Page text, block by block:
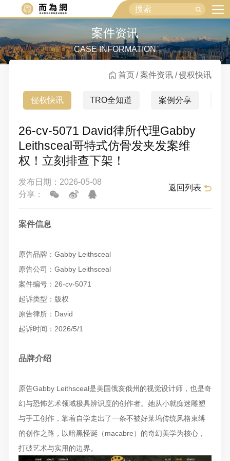
案件资讯
CASE INFORMATION
首页 案件资讯 侵权快讯
侵权快讯 TRO全知道 案例分享
26-cv-5071 David律所代理Gabby
Leithsceal哥特式仿骨发夹发案维
权！立刻排查下架！
发布日期：2026-05-08
分享：
返回列表
案件信息
原告品牌：Gabby Leithsceal
原告公司：Gabby Leithsceal
案件编号：26-cv-5071
起诉类型：版权
原告律所：David
起诉时间：2026/5/1
品牌介绍
原告Gabby Leithsceal是美国俄亥俄州的视觉设计师，也是奇
幻与恐怖艺术领域极具辨识度的创作者。她从小就痴迷雕塑
与手工创作，靠着自学走出了一条不被好莱坞传统风格束缚
的创作之路，以暗黑怪诞（macabre）的奇幻美学为核心，
打破艺术与实用的边界。